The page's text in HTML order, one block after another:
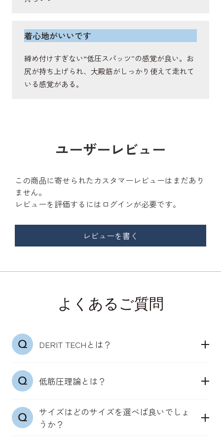
着心地がいいです
締め付けすぎない“低圧スパッツ”の感覚が良い。お
尻が持ち上げられ、大殿筋がしっかり使えて走れて
いる感覚がある。
ユーザーレビュー
この商品に寄せられたカスタマーレビューはまだあり
ません。
レビューを評価するには ログインが必要です。
レビューを書く
よくあるご質問
DERIT TECHとは？
「デリットテック」は24時間365日着用できる、骨
盤ととのう機能性インナーウェアブランドです。
ともと身体が備えている機能を引き出します。
低筋圧理論とは？
特許取得（第7214169号）「低筋圧理論」
骨盤まわりの筋肉にそった独自の凹凸構造が、肌に
サイズはどのサイズを選べば良いでしょ
うか？